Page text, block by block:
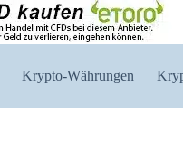
Krypto-Währungen